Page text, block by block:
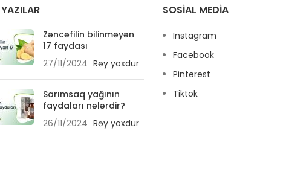
görə "yovşan" da adlanır.
üçün, həm də təbii müalicə
istifadə olunur. Bitki,
antik dövrlərdən bəri yara
Zəncəfilin bilinməyən
17 faydası
27/11/2024 Rəy yoxdur
Sarımsaq yağının
faydaları nələrdir?
26/11/2024 Rəy yoxdur
SOSIAL MEDIA
Instagram
Facebook
Pinterest
Tiktok